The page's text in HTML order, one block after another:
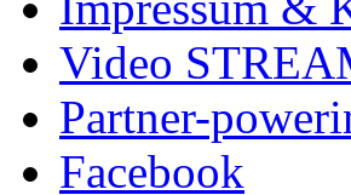
Video
Partner-
Facebook